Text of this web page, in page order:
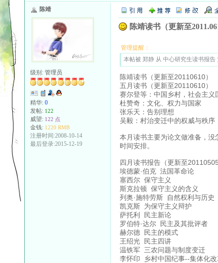
陈靖
级别: 管理员
精华: 0
发帖: 122
威望: 122 点
金钱: 1220 RMB
注册时间:2008-10-14
最后登录:2015-12-19
陈靖读书（更新至
管理提醒：
本帖被 郑静 从 中心研究生读书报
陈靖读书（更新至20110610）
五月读书（更新至20110610）
赛尔登等：中国乡村，社会主义
杜赞奇：文化、权力与国家
张乐天：告别理想
吴毅：村治变迁中的权威与秩序
本月读书主要为论文做准备，
时间安排。
四月读书报告（更新至
埃德蒙·伯克 法国革命论
塞西尔 保守主义
斯克拉顿 保守主义的含义
列奥·施特劳斯 自然权利与历史
凯克斯 为保守主义辩护
萨托利 民主新论
罗伯特·达尔 民主及其批评者
赫尔德 民主的模式
王绍光 民主四讲
温铁军 三农问题与制度变迁
李怀印 乡村中国纪事--集体化